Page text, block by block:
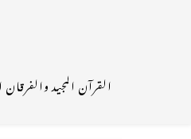
القرآن المجید والفرقان